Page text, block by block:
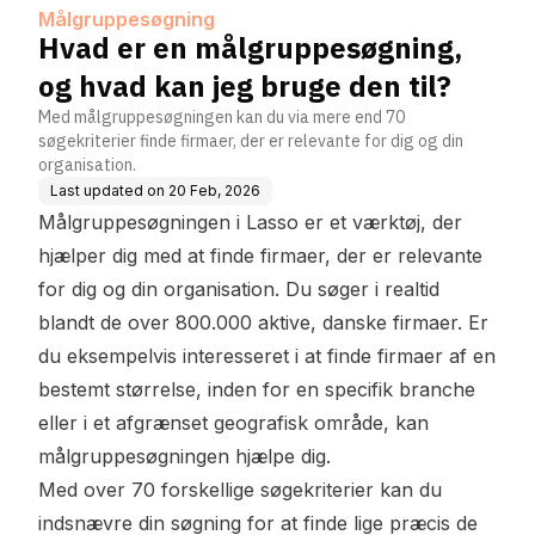
Målgruppesøgning
Hvad er en målgruppesøgning,
og hvad kan jeg bruge den til?
Med målgruppesøgningen kan du via mere end 70
søgekriterier finde firmaer, der er relevante for dig og din
organisation.
Last updated on 20 Feb, 2026
Målgruppesøgningen i Lasso er et værktøj, der
hjælper dig med at finde firmaer, der er relevante
for dig og din organisation. Du søger i realtid
blandt de over 800.000 aktive, danske firmaer. Er
du eksempelvis interesseret i at finde firmaer af en
bestemt størrelse, inden for en specifik branche
eller i et afgrænset geografisk område, kan
målgruppesøgningen hjælpe dig.
Med over 70 forskellige søgekriterier kan du
indsnævre din søgning for at finde lige præcis de